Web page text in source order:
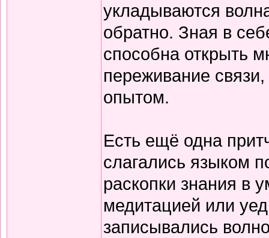
укладываются
обратно. Зная в
способна открыть
переживание связи,
опытом.
Есть ещё одна
слагались языком
раскопки знания в
медитацией или
записывались